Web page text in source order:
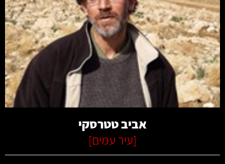
קרא עוד
אביב טטרסקי
[עיר עמים]